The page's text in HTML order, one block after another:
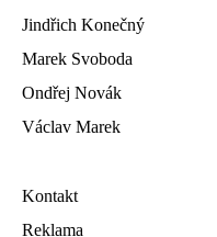
Jindřich Konečný
Marek Svoboda
Ondřej Novák
Václav Marek
Kontakt
Reklama